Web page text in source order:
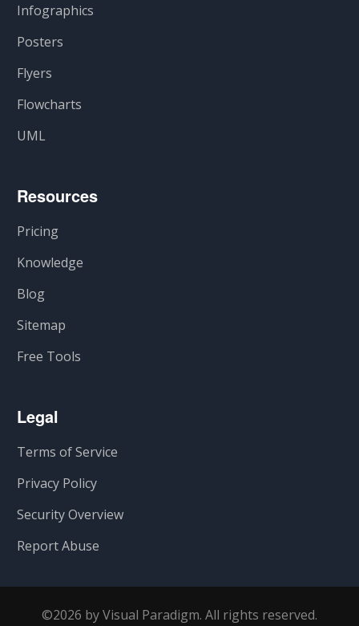
Infographics
Posters
Flyers
Flowcharts
UML
Resources
Pricing
Knowledge
Blog
Sitemap
Free Tools
Legal
Terms of Service
Privacy Policy
Security Overview
Report Abuse
©2026 by Visual Paradigm. All rights reserved.